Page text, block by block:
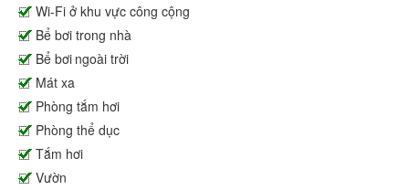
Wi-Fi ở khu vực công cộng
Bể bơi trong nhà
Bể bơi ngoài trời
Mát xa
Phòng tắm hơi
Phòng thể dục
Tắm hơi
Vườn